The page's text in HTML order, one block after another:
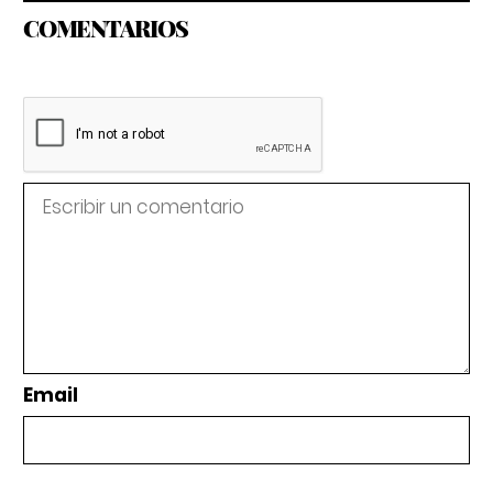
COMENTARIOS
Email